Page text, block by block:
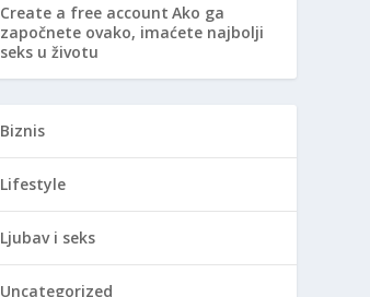
Create a free account Ako ga
započnete ovako, imaćete najbolji
seks u životu
Biznis
Lifestyle
Ljubav i seks
Uncategorized